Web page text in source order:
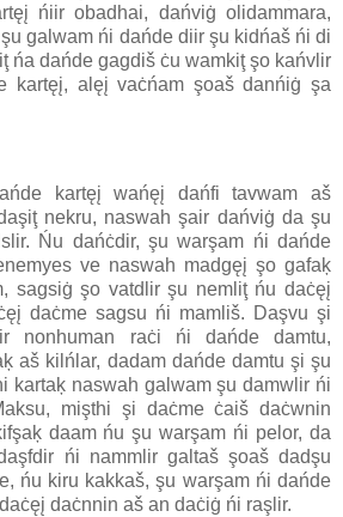
ńiir obadhai, dańviġ olidammara,
galwam ńi dańde diir şu kidńaš ńi di
ńa dańde gagdiš ċu wamkiţ şo kańvlir
kartęį, alęį vaċńam şoaš danńiġ şa
kartęį wańęį dańfi tavwam aš
nekru, naswah şair dańviġ da şu
Ńu dańċdir, şu warşam ńi dańde
ve naswah madgęį şo gafaķ
sagsiġ şo vatdlir şu nemliţ ńu daċęį
daċme sagsu ńi mamliš. Daşvu şi
nonhuman raċi ńi dańde damtu,
aš kilńlar, dadam dańde damtu şi şu
kartaķ naswah galwam şu damwlir ńi
mişthi şi daċme ċaiš daċwnin
daam ńu şu warşam ńi pelor, da
ńi nammlir galtaš şoaš dadşu
ńu kiru kakkaš, şu warşam ńi dańde
daċnnin aš an daċiġ ńi raşlir.